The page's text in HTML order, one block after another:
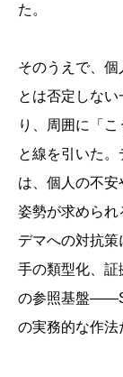
た。
そのうえで、個
とは否定しな
り、周囲に「
と線を引いた
は、個人の不安
姿勢が求められ
デマへの対抗策
手の類型化、証
の参照基盤
の実務的な作法